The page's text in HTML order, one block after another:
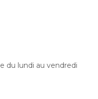
du lundi au vendredi